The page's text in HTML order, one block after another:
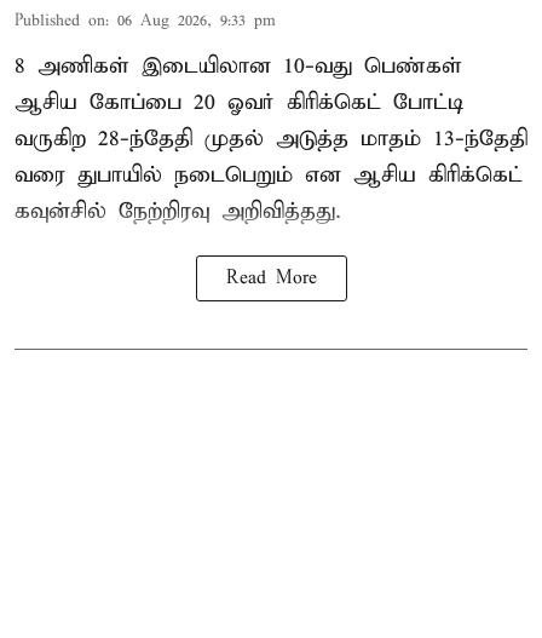
Published on: 06 Aug 2026, 9:33 pm
8 அணிகள் இடையிலான 10-வது பெண்கள்
ஆசிய கோப்பை 20 ஓவர் கிரிக்கெட் போட்டி
வருகிற 28-ந்தேதி முதல் அடுத்த மாதம் 13-ந்தேதி
வரை துபாயில் நடைபெறும் என ஆசிய கிரிக்கெட்
கவுன்சில் நேற்றிரவு அறிவித்தது.
Read More